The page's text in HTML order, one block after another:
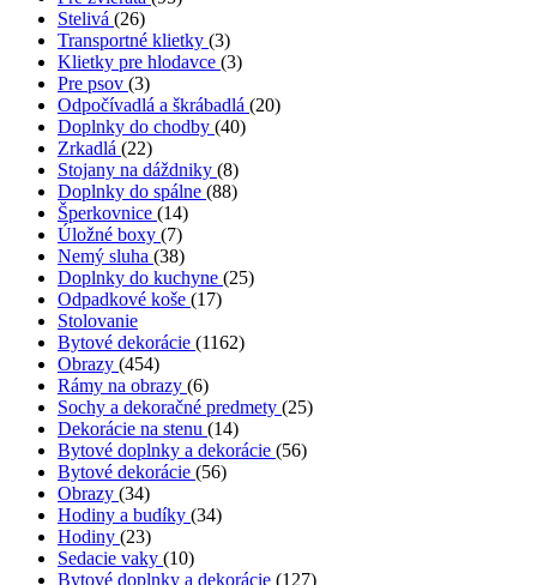
Stelivá (26)
Transportné klietky (3)
Klietky pre hlodavce (3)
Pre psov (3)
Odpočívadlá a škrábadlá (20)
Doplnky do chodby (40)
Zrkadlá (22)
Stojany na dáždniky (8)
Doplnky do spálne (88)
Šperkovnice (14)
Úložné boxy (7)
Nemý sluha (38)
Doplnky do kuchyne (25)
Odpadkové koše (17)
Stolovanie
Bytové dekorácie (1162)
Obrazy (454)
Rámy na obrazy (6)
Sochy a dekoračné predmety (25)
Dekorácie na stenu (14)
Bytové doplnky a dekorácie (56)
Bytové dekorácie (56)
Obrazy (34)
Hodiny a budíky (34)
Hodiny (23)
Sedacie vaky (10)
Bytové doplnky a dekorácie (127)